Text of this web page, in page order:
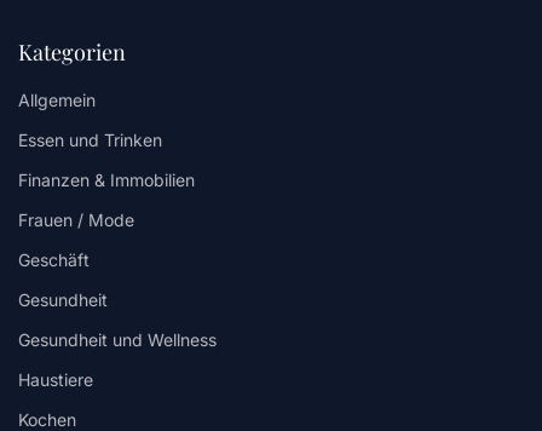
Kategorien
Allgemein
Essen und Trinken
Finanzen & Immobilien
Frauen / Mode
Geschäft
Gesundheit
Gesundheit und Wellness
Haustiere
Kochen